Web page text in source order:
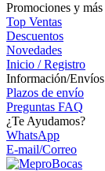
Promociones y más
Top Ventas
Descuentos
Novedades
Inicio / Registro
Información/Envíos
Plazos de envío
Preguntas FAQ
¿Te Ayudamos?
WhatsApp
E-mail/Correo